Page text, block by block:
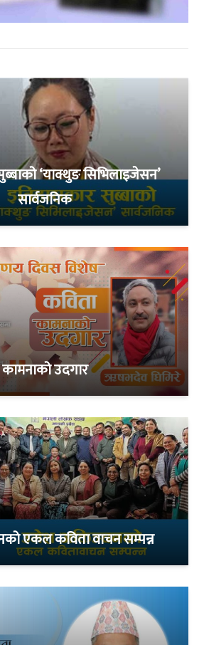
‘याक्थुङ सिभिलाइजेसन’
सार्वजनिक
कामनाको उदगार
एकल कविता वाचन सम्पन्न